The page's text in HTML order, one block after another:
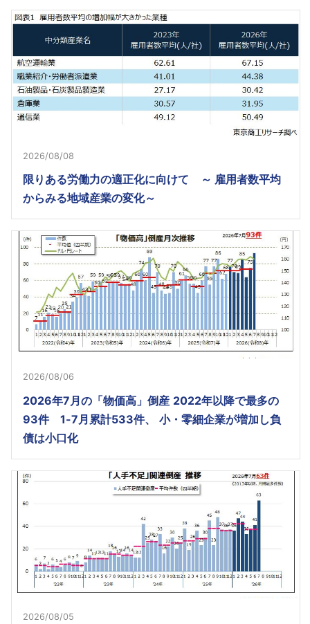
2026/08/08
限りある労働力の適正化に向けて ～ 雇用者数平均
からみる地域産業の変化～
2026/08/06
2026年7月の「物価高」倒産 2022年以降で最多の
93件 1-7月累計533件、 小・零細企業が増加し負
債は小口化
2026/08/05